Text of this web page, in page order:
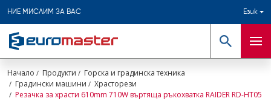
НИЕ МИСЛИМ ЗА ВАС Език
Търсене
Начало Продукти
Горска и градинска техника
Градински машини
Храсторези
Резачка за храсти 610mm 710W въртяща ръкохватка RAIDER RD-HT05